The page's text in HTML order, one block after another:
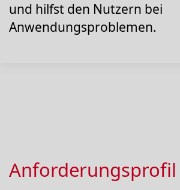
und hilfst den Nutzern bei
Anwendungsproblemen.
Anforderungsprofil